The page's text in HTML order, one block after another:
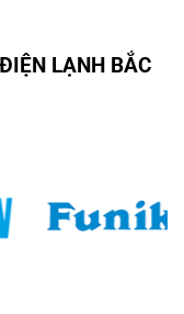
LẠNH BẮC